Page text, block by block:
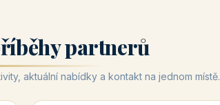
partnerů
aktuální nabídky a kontakt na jednom místě.